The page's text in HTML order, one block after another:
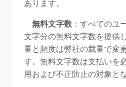
あります。
無料文字数 ：すべてのユ
文字分の無料文字数を提供
量と頻度は弊社の裁量で変
す。無料文字数は支払いを
用および不正防止の対象と